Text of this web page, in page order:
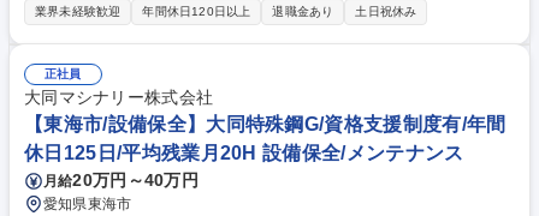
応援になります。 【詳細】※工事実務は行いません 1）鉄道用のパワーエ
ニア（設計や現地調整等） 3）産業用パワエレ製品の保守・保全メンテナ
ンス 4) 無停電電源装置（ＵＰＳ装置）の保守・保全メンテナンス 募集職
種 【名古屋】電気制御・パワエレ技術エンジニア◆三菱電機G／福利厚生
充実◎◆
業界未経験歓迎 年間休日120日以上 退職金あり 土日祝休み
正社員
大同マシナリー株式会社
【東海市/設備保全】大同特殊鋼G/資格支援制度有/年間
休日125日/平均残業月20H 設備保全/メンテナンス
月給20万円～40万円
愛知県東海市